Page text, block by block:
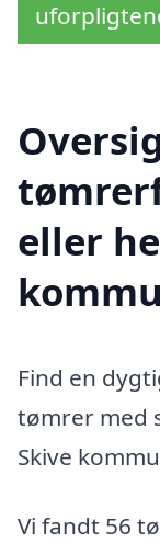
eller
Find en
tømrer med
Skive
Vi fandt 56